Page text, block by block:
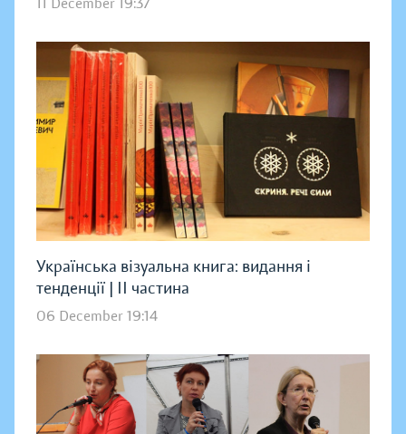
11 December 19:37
Українська візуальна книга: видання і
тенденції | ІІ частина
06 December 19:14